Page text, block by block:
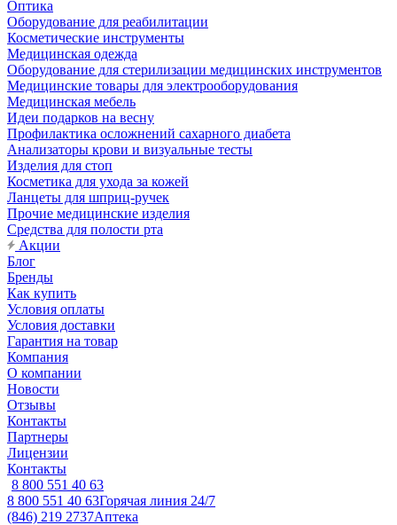
Оптика
Оборудование для реабилитации
Косметические инструменты
Медицинская одежда
Оборудование для стерилизации медицинских инструментов
Медицинские товары для электрооборудования
Медицинская мебель
Идеи подарков на весну
Профилактика осложнений сахарного диабета
Анализаторы крови и визуальные тесты
Изделия для стоп
Косметика для ухода за кожей
Ланцеты для шприц-ручек
Прочие медицинские изделия
Средства для полости рта
Акции
Блог
Бренды
Как купить
Условия оплаты
Условия доставки
Гарантия на товар
Компания
О компании
Новости
Отзывы
Контакты
Партнеры
Лицензии
Контакты
8 800 551 40 63
8 800 551 40 63Горячая линия 24/7
(846) 219 2737Аптека